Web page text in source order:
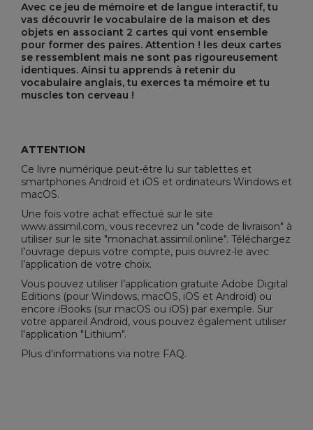
Avec ce jeu de mémoire et de langue interactif, tu
vas découvrir le vocabulaire de la maison et des
objets en associant 2 cartes qui vont ensemble
pour former des paires. Attention ! les deux cartes
se ressemblent mais ne sont pas rigoureusement
identiques. Ainsi tu apprends à retenir du
vocabulaire anglais, tu exerces ta mémoire et tu
muscles ton cerveau !
ATTENTION
Ce livre numérique peut-être lu sur tablettes et
smartphones Android et iOS et ordinateurs Windows et
macOS.
Une fois votre achat effectué sur le site
www.assimil.com, vous recevrez un "code de livraison" à
utiliser sur le site "monachat.assimil.online". Téléchargez
l’ouvrage depuis votre compte, puis ouvrez-le avec
l’application de votre choix.
Vous pouvez utiliser l’application gratuite Adobe Digital
Editions (pour Windows, macOS, iOS et Android) ou
encore iBooks (sur macOS ou iOS) par exemple. Sur
votre appareil Android, vous pouvez également utiliser
l'application "Lithium".
Plus d'informations via notre FAQ.